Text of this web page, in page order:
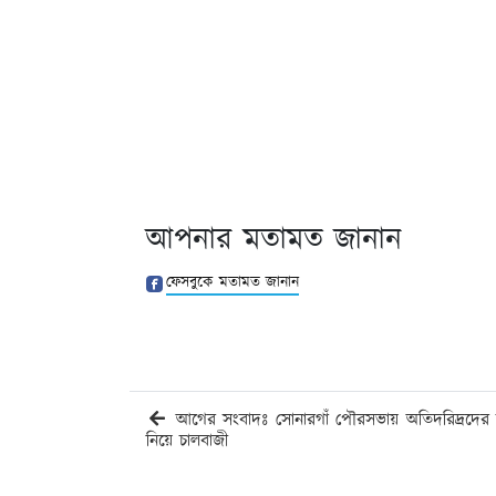
আপনার মতামত জানান
ফেসবুকে মতামত জানান
আগের সংবাদঃ সোনারগাঁ পৌরসভায় অতিদরিদ্রদের
নিয়ে চালবাজী